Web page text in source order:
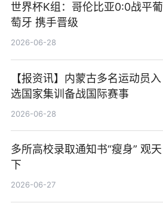
世界杯K组：哥伦比亚0:0战平葡
萄牙 携手晋级
2026-06-28
【报资讯】内蒙古多名运动员入
选国家集训备战国际赛事
2026-06-28
多所高校录取通知书“瘦身” 观天
下
2026-06-27